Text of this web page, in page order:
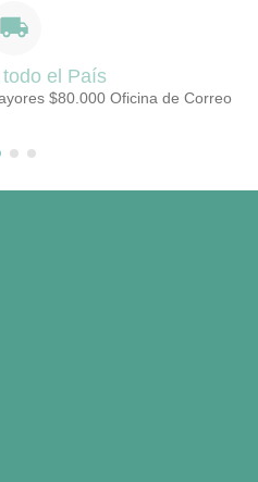
el País
$80.000 Oficina de Correo